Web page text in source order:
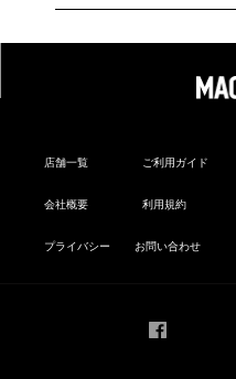
店舗一覧 ご利用ガイド
会社概要 利用規約
プライバシー お問い合わせ